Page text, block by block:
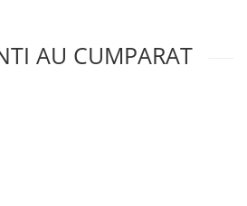
AU CUMPARAT